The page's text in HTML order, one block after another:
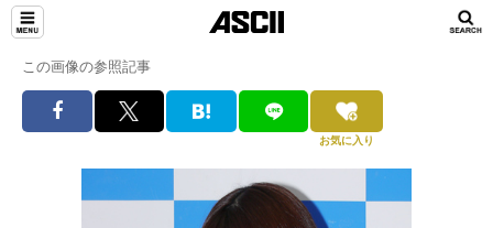
この画像の参照記事
お気に入り